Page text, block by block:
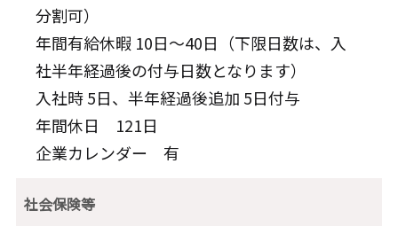
分割可）
年間有給休暇 10日～40日（下限日数は、入
社半年経過後の付与日数となります）
入社時 5日、半年経過後追加 5日付与
年間休日 121日
企業カレンダー 有
社会保険等